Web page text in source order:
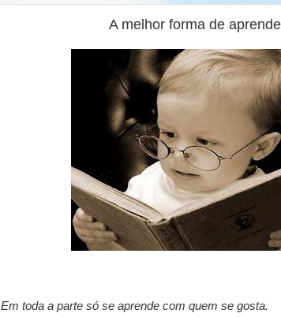
A melhor forma de
Em toda a parte só se aprende com quem se gosta.